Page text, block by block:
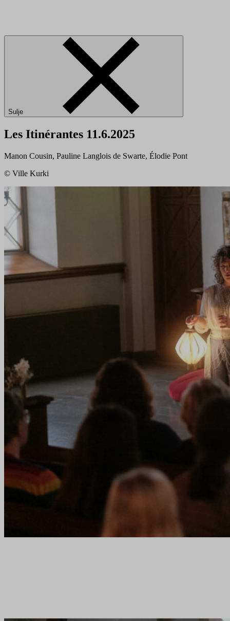
Sulje
Les Itinérantes 11.6.2025
Manon Cousin, Pauline Langlois de Swarte, Élodie Pont
© Ville Kurki